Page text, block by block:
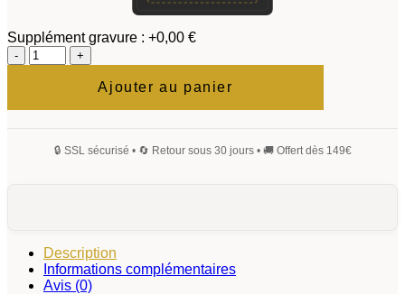
Supplément gravure : +0,00 €
quantité
de
Ajouter au panier
Description
Informations complémentaires
Avis (0)